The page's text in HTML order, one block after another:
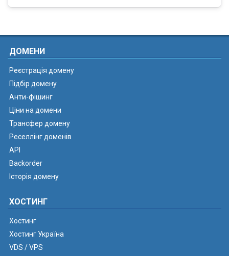
ДОМЕНИ
Реєстрація домену
Підбір домену
Анти-фішинг
Ціни на домени
Трансфер домену
Реселлінг доменів
API
Backorder
Історія домену
ХОСТИНГ
Хостинг
Хостинг Україна
VDS / VPS